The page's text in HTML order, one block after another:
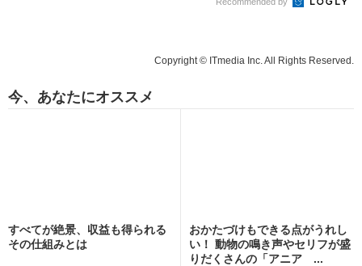
Copyright © ITmedia Inc. All Rights Reserved.
今、あなたにオススメ
すべてが絶景、収益も得られる
その仕組みとは
おかたづけもできる点がうれし
い！ 動物の鳴き声やセリフが盛
りだくさんの「アニア ...